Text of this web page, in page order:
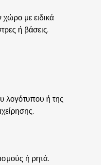
χώρο με ειδικά
ή βάσεις.
λογότυπου ή της
ή ρητά.